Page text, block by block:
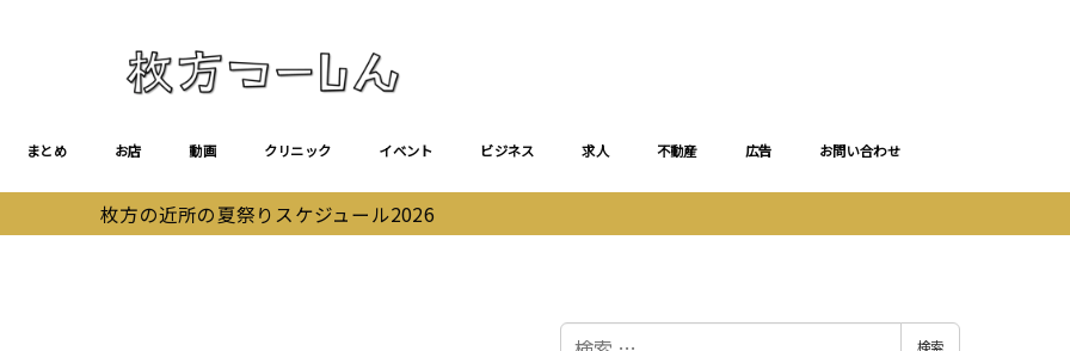
まとめ お店 動画 クリニック イベント ビジネス 求人 不動産 広告 お問い合わせ
枚方の近所の夏祭りスケジュール2026
検
検索